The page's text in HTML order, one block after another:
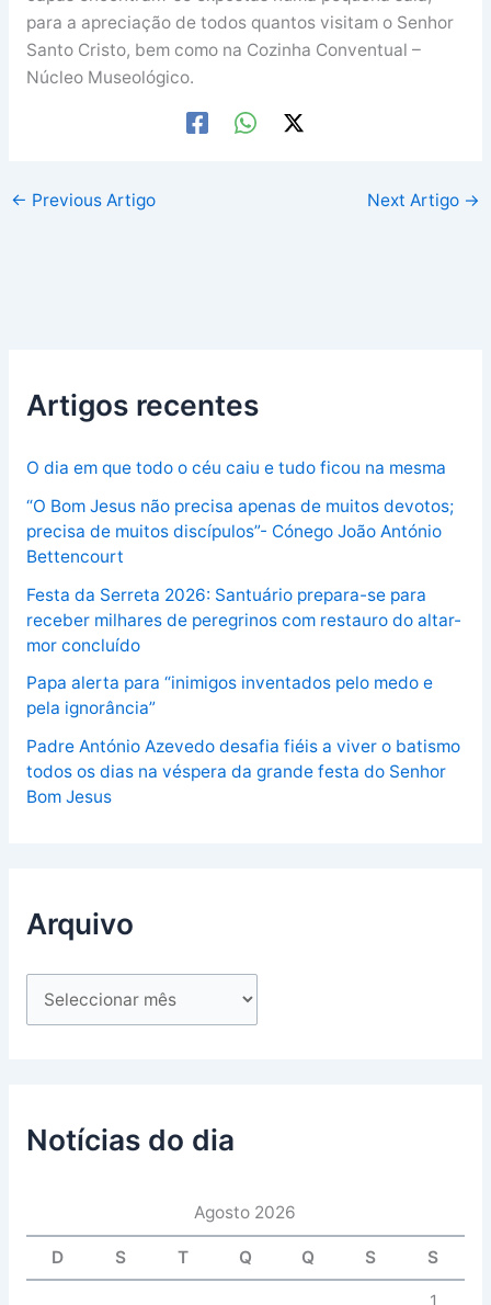
para a apreciação de todos quantos visitam o Senhor
Santo Cristo, bem como na Cozinha Conventual –
Núcleo Museológico.
← Previous Artigo Next Artigo →
Artigos recentes
O dia em que todo o céu caiu e tudo ficou na mesma
“O Bom Jesus não precisa apenas de muitos devotos;
precisa de muitos discípulos”- Cónego João António
Bettencourt
Festa da Serreta 2026: Santuário prepara-se para
receber milhares de peregrinos com restauro do altar-
mor concluído
Papa alerta para “inimigos inventados pelo medo e
pela ignorância”
Padre António Azevedo desafia fiéis a viver o batismo
todos os dias na véspera da grande festa do Senhor
Bom Jesus
Arquivo
Notícias do dia
Agosto 2026
D S T Q Q S S